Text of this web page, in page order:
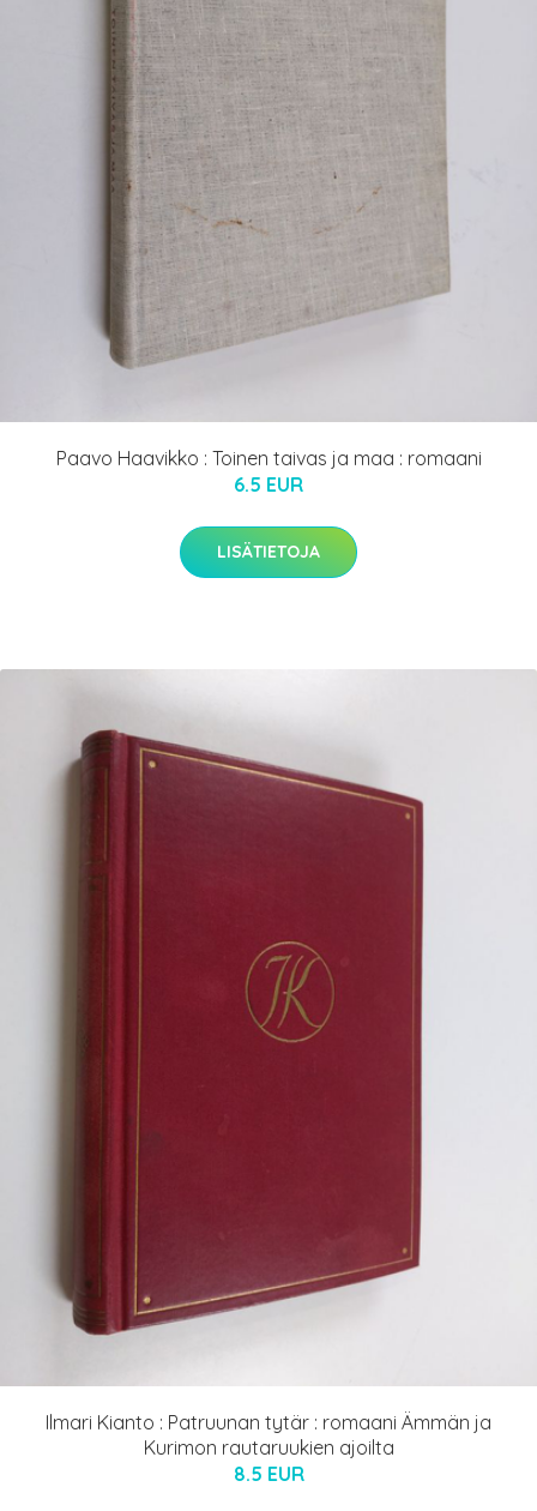
Paavo Haavikko : Toinen taivas ja maa : romaani
6.5 EUR
LISÄTIETOJA
Ilmari Kianto : Patruunan tytär : romaani Ämmän ja
Kurimon rautaruukien ajoilta
8.5 EUR